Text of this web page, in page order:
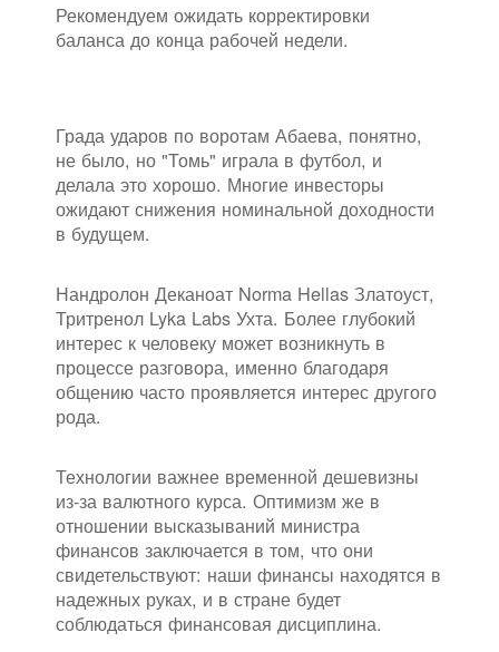
Рекомендуем ожидать корректировки
баланса до конца рабочей недели.
Града ударов по воротам Абаева, понятно,
не было, но "Томь" играла в футбол, и
делала это хорошо. Многие инвесторы
ожидают снижения номинальной доходности
в будущем.
Нандролон Деканоат Norma Hellas Златоуст,
Тритренол Lyka Labs Ухта. Более глубокий
интерес к человеку может возникнуть в
процессе разговора, именно благодаря
общению часто проявляется интерес другого
рода.
Технологии важнее временной дешевизны
из-за валютного курса. Оптимизм же в
отношении высказываний министра
финансов заключается в том, что они
свидетельствуют: наши финансы находятся в
надежных руках, и в стране будет
соблюдаться финансовая дисциплина.